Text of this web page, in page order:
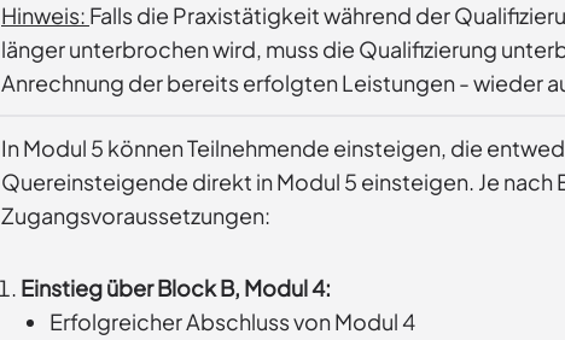
Hinweis: Falls die Praxistätigkeit während der
länger unterbrochen wird, muss die Qualifizierung
Anrechnung der bereits erfolgten Leistungen - wieder
In Modul 5 können Teilnehmende einsteigen, die
Quereinsteigende direkt in Modul 5 einsteigen. Je
Zugangsvoraussetzungen:
Einstieg über Block B, Modul 4:
Erfolgreicher Abschluss von Modul 4